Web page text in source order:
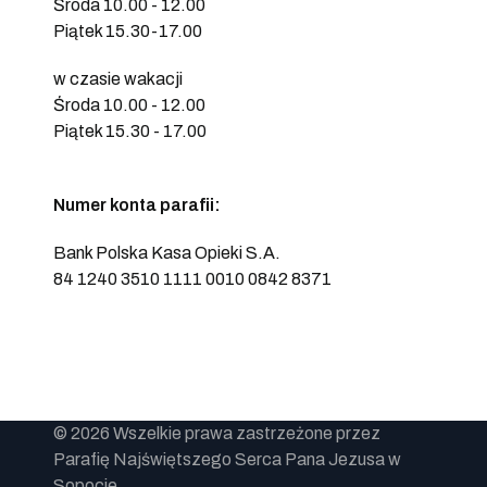
Środa 10.00 - 12.00
Piątek 15.30-17.00
w czasie wakacji
Środa 10.00 - 12.00
Piątek 15.30 - 17.00
Numer konta parafii:
Bank Polska Kasa Opieki S.A.
84 1240 3510 1111 0010 0842 8371
© 2026 Wszelkie prawa zastrzeżone przez
Parafię Najświętszego Serca Pana Jezusa w